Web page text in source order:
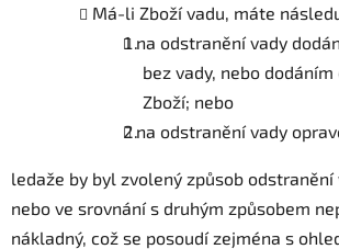
Má-li Zboží vadu, máte
na odstranění vady
bez vady, nebo
Zboží; nebo
na odstranění vady
ledaže by byl zvolený způsob odstranění
nebo ve srovnání s druhým způsobem
nákladný, což se posoudí zejména s